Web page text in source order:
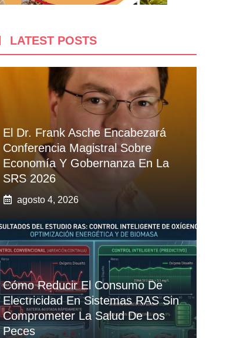
LATEST POSTS
El Dr. Frank Asche Encabezará
Conferencia Magistral Sobre
Economía Y Gobernanza En La
SRS 2026
agosto 4, 2026
Cómo Reducir El Consumo De
Electricidad En Sistemas RAS Sin
Comprometer La Salud De Los
Peces